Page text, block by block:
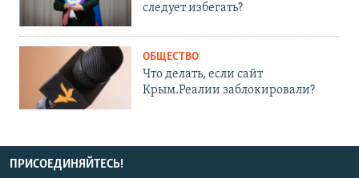
следует избегать?
ОБЩЕСТВО
Что делать, если сайт
Крым.Реалии заблокировали?
ПРИСОЕДИНЯЙТЕСЬ!